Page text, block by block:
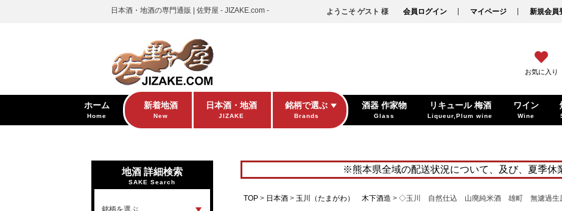
日本酒・地酒の専門通販 | 佐野屋 - JIZAKE.com - ようこそ ゲスト 様 会員ログイン マイページ 新規会員
お気に入り
ホーム
Home
新着地酒
New
日本酒・地酒
JIZAKE
銘柄で選ぶ
Brands
酒器 作家物
Glass
リキュール 梅酒
Liqueur,Plum wine
ワイン
Wine
地酒 詳細検索
SAKE Search
※熊本県全域の配送状況について、及び、夏季休
TOP 日本酒 玉川（たまがわ） 木下酒造
◇玉川 自然仕込 山廃純米酒 雄町 無濾過生